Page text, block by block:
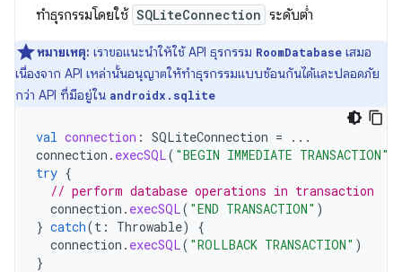
ทำธุรกรรมโดยใช้ SQLiteConnection ระดับต่ำ
หมายเหตุ: เราขอแนะนำให้ใช้ API ธุรกรรม RoomDatabase เสมอ
เนื่องจาก API เหล่านั้นอนุญาตให้ทำธุรกรรมแบบซ้อนกันได้และปลอดภัย
กว่า API ที่มีอยู่ใน androidx.sqlite
val connection : SQLiteConnection =
...
connection . execSQL( "BEGIN IMMEDIATE TRANSACTION"
try {
// perform database operations in transaction
connection . execSQL( "END TRANSACTION" )
} catch(t : Throwable)
{
connection . execSQL( "ROLLBACK TRANSACTION" )
}